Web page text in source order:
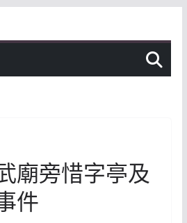
廟旁惜字亭及
件